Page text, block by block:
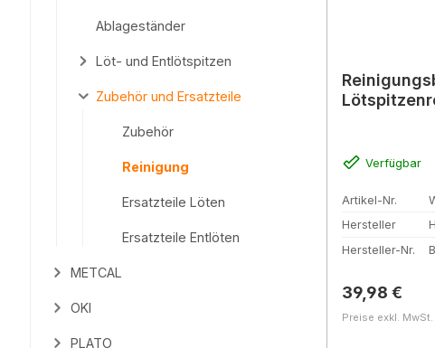
Ablageständer
Löt- und Entlötspitzen
Zubehör und Ersatzteile
Zubehör
Reinigung
Ersatzteile Löten
Ersatzteile Entlöten
METCAL
OKI
PLATO
Verfügbar
Artikel-Nr.
Hersteller
Hersteller-Nr.
Regulärer
39,98 €
Preise exkl.